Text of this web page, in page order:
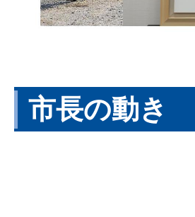
市長の動き